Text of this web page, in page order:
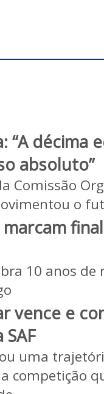
“A décima
absoluto”
Comissão
o
10 anos
vence e
uma
competição